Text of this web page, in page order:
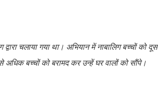
द्वारा चलाया गया था। अभियान में नाबालिग बच्चों
अधिक बच्चों को बरामद कर उन्हें घर वालों को सौंपे।